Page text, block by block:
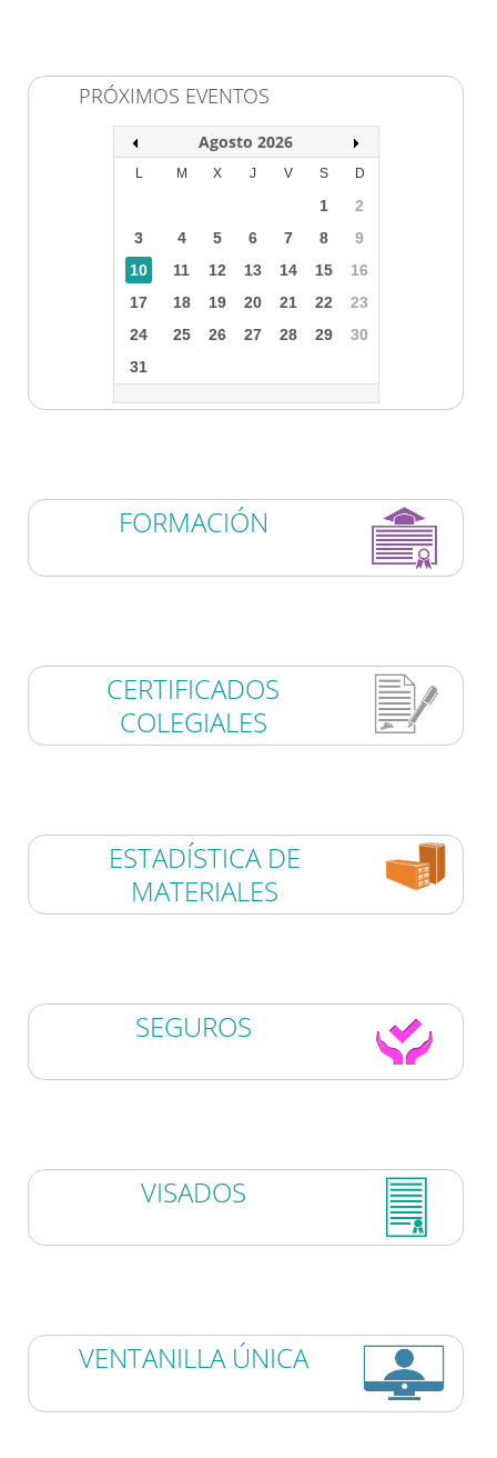
PRÓXIMOS EVENTOS
Agosto 2026
L M X J V S D
1
2
3
4 5 6 7 8
9
10
11 12 13 14 15
16
17
18 19 20 21 22
23
24
25 26 27 28 29
30
31
FORMACIÓN
CERTIFICADOS
COLEGIALES
ESTADÍSTICA DE
MATERIALES
SEGUROS
VISADOS
VENTANILLA ÚNICA